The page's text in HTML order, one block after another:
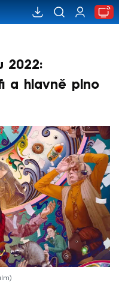
2022:
a hlavně plno